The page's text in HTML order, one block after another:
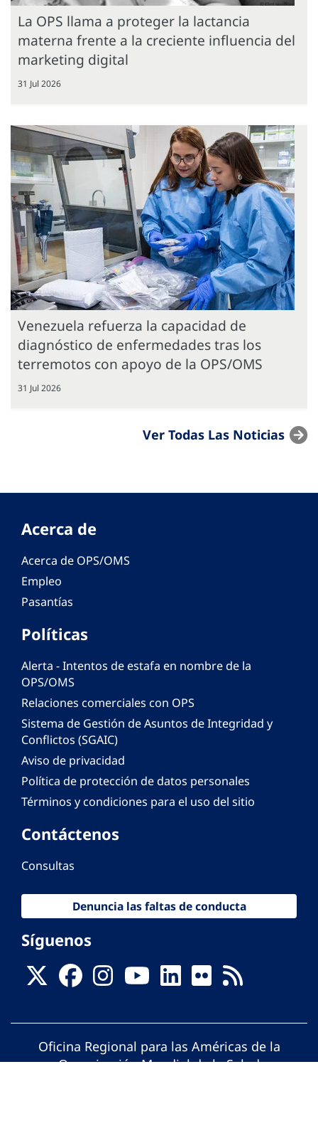
La OPS llama a proteger la lactancia
materna frente a la creciente influencia del
marketing digital
31 Jul 2026
Venezuela refuerza la capacidad de
diagnóstico de enfermedades tras los
terremotos con apoyo de la OPS/OMS
31 Jul 2026
Ver Todas Las Noticias
Acerca de
Acerca de OPS/OMS
Empleo
Pasantías
Políticas
Alerta - Intentos de estafa en nombre de la
OPS/OMS
Relaciones comerciales con OPS
Sistema de Gestión de Asuntos de Integridad y
Conflictos (SGAIC)
Aviso de privacidad
Política de protección de datos personales
Términos y condiciones para el uso del sitio
Contáctenos
Consultas
Denuncia las faltas de conducta
Síguenos
Oficina Regional para las Américas de la
Organización Mundial de la Salud